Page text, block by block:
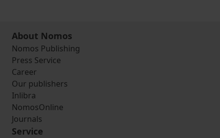
About Nomos
Nomos Publishing
Press Service
Career
Our publishers
Inlibra
NomosOnline
Journals
Service